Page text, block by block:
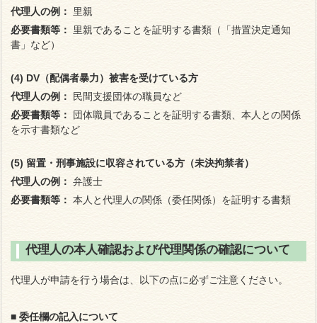
代理人の例：
里親
必要書類等：
里親であることを証明する書類（「措置決定通知
書」など）
(4) DV（配偶者暴力）被害を受けている方
代理人の例：
民間支援団体の職員など
必要書類等：
団体職員であることを証明する書類、本人との関係
を示す書類など
(5) 留置・刑事施設に収容されている方（未決拘禁者）
代理人の例： 弁護士
必要書類等： 本人と代理人の関係（委任関係）を証明する書類
代理人の本人確認および代理関係の確認について
代理人が申請を行う場合は、以下の点に必ずご注意ください。
■ 委任欄の記入について